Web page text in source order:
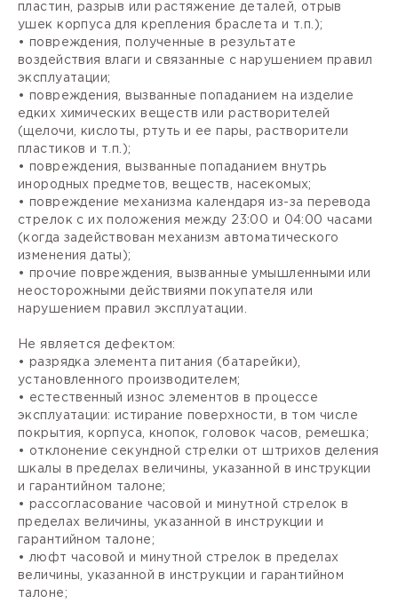
пластин, разрыв или растяжение деталей, отрыв
ушек корпуса для крепления браслета и т.п.);
• повреждения, полученные в результате
воздействия влаги и связанные с нарушением правил
эксплуатации;
• повреждения, вызванные попаданием на изделие
едких химических веществ или растворителей
(щелочи, кислоты, ртуть и ее пары, растворители
пластиков и т.п.);
• повреждения, вызванные попаданием внутрь
инородных предметов, веществ, насекомых;
• повреждение механизма календаря из-за перевода
стрелок с их положения между 23:00 и 04:00 часами
(когда задействован механизм автоматического
изменения даты);
• прочие повреждения, вызванные умышленными или
неосторожными действиями покупателя или
нарушением правил эксплуатации.
Не является дефектом:
• разрядка элемента питания (батарейки),
установленного производителем;
• естественный износ элементов в процессе
эксплуатации: истирание поверхности, в том числе
покрытия, корпуса, кнопок, головок часов, ремешка;
• отклонение секундной стрелки от штрихов деления
шкалы в пределах величины, указанной в инструкции
и гарантийном талоне;
• рассогласование часовой и минутной стрелок в
пределах величины, указанной в инструкции и
гарантийном талоне;
• люфт часовой и минутной стрелок в пределах
величины, указанной в инструкции и гарантийном
талоне;